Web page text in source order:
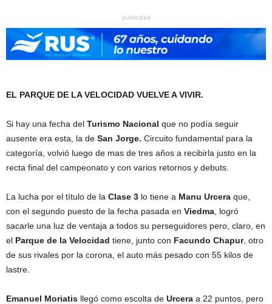
publicidad
EL PARQUE DE LA VELOCIDAD VUELVE A VIVIR.
Si hay una fecha del Turismo Nacional que no podía seguir
ausente era esta, la de San Jorge. Circuito fundamental para la
categoría, volvió luego de mas de tres años a recibirla justo en la
recta final del campeonato y con varios retornos y debuts.
La lucha por el título de la Clase 3 lo tiene a Manu Urcera que,
con el segundo puesto de la fecha pasada en Viedma , logró
sacarle una luz de ventaja a todos su perseguidores pero, claro, en
el Parque de la Velocidad tiene, junto con Facundo Chapur, otro
de sus rivales por la corona, el auto más pesado con 55 kilos de
lastre.
Emanuel Moriatis llegó como escolta de Urcera a 22 puntos, pero